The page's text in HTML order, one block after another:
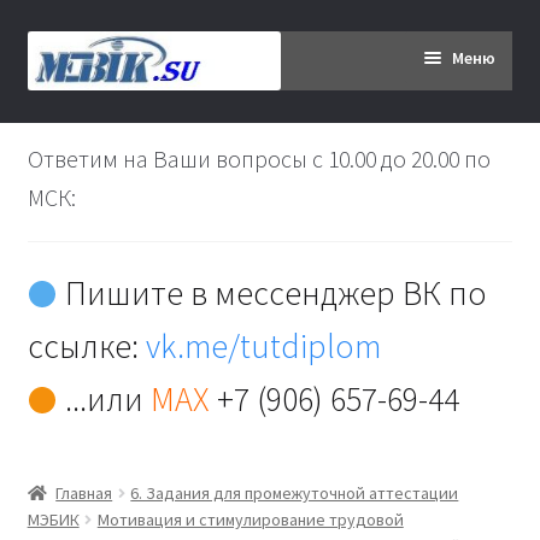
Перейти
к
Перейти
к
Меню
Главная
Дипломникам
Контакты
Ответим на Ваши вопросы с 10.00 до 20.00 по
МСК:
Пишите в мессенджер ВК по
ссылке:vk.me/tutdiplom
...или MAX +7 (906) 657-69-44
Главная
6. Задания для промежуточной аттестации
МЭБИК
Мотивация и стимулирование трудовой